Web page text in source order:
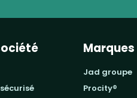
Marques
jad groupe
procity®